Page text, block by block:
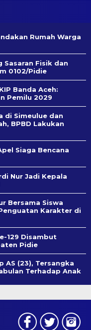
Rumah Warga
Sasaran Fisik dan
0102/Pidie
Banda Aceh:
Pemilu 2029
di Simeulue dan
BPBD Lakukan
Siaga Bencana
Nur Jadi Kepala
Bersama Siswa
Karakter di
129 Disambut
Pidie
AS (23), Tersangka
Terhadap Anak